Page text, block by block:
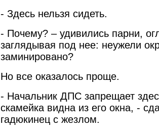
- Здесь нельзя сидеть.
- Почему? – удивились парни,
заглядывая под нее: неужели
заминировано?
Но все оказалось проще.
- Начальник ДПС запрещает
скамейка видна из его окна, -
гадюкинец с жезлом.